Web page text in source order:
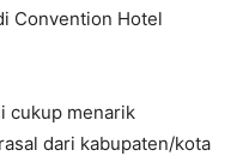
Convention Hotel
cukup menarik
dari kabupaten/kota